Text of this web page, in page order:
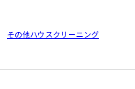
その他ハウスクリーニング